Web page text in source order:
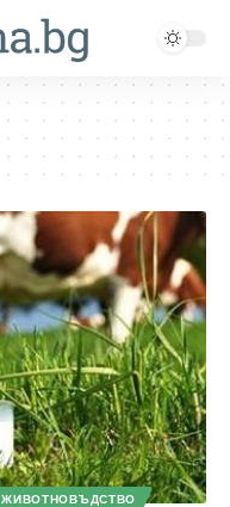
ЖИВОТНОВЪДСТВО